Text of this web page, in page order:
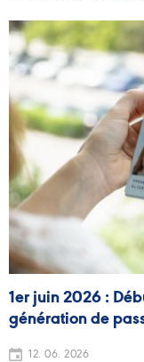
1er juin 2026 :
génération de
12. 06. 2026